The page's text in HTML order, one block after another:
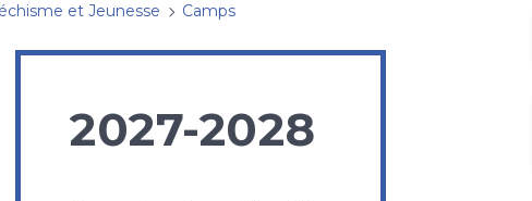
et Jeunesse Camps
2027-2028